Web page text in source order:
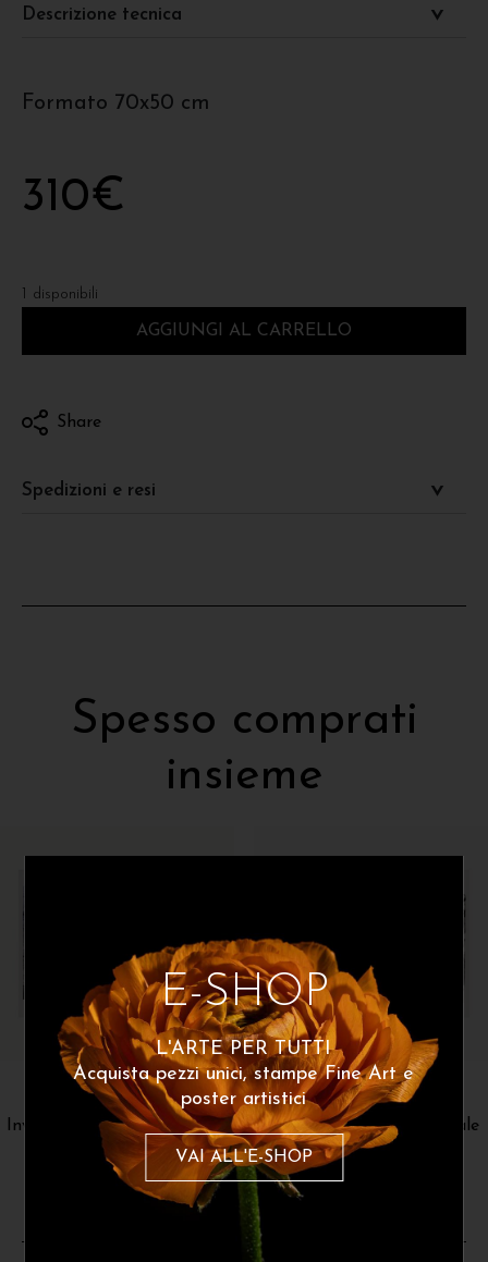
Descrizione tecnica
Formato 70x50 cm
310€
1 disponibili
AGGIUNGI AL CARRELLO
Share
Spedizioni e resi
Spesso comprati
insieme
Chiara Sgarzi
Inverno 2 – Opera Originale
260€
Chiara Sgarzi
Inverno 1 – Opera Originale
260
E-SHOP
L'ARTE PER TUTTI
Acquista pezzi unici, stampe Fine Art e
poster artistici
VAI ALL'E-SHOP